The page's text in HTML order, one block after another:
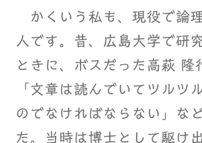
かくいう私も、現役で論
人です。昔、広島大学で研
ときに、ボスだった高萩 隆
「文章は読んでいてツルツ
のでなければならない」な
た。当時は博士として駆け